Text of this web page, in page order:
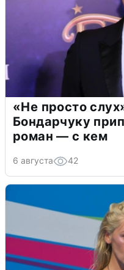
«Не просто
Бондарчуку
роман — с кем
6 августа 42